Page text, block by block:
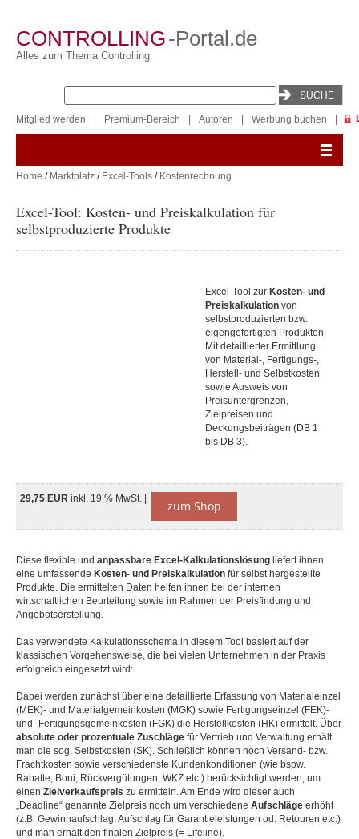
CONTROLLING-Portal.de
Alles zum Thema Controlling
Mitglied werden Premium-Bereich Autoren Werbung buchen
Home / Marktplatz / Excel-Tools / Kostenrechnung
Excel-Tool: Kosten- und Preiskalkulation für
selbstproduzierte Produkte
Excel-Tool zur Kosten- und
Preiskalkulation von
selbstproduzierten bzw.
eigengefertigten Produkten.
Mit detaillierter Ermittlung
von Material-, Fertigungs-,
Herstell- und Selbstkosten
sowie Ausweis von
Preisuntergrenzen,
Zielpreisen und
Deckungsbeiträgen (DB 1
bis DB 3).
29,75 EUR inkl. 19 % MwSt. | zum Shop
Diese flexible und anpassbare Excel-Kalkulationslösung liefert ihnen
eine umfassende Kosten- und Preiskalkulation für selbst hergestellte
Produkte. Die ermittelten Daten helfen ihnen bei der internen
wirtschaftlichen Beurteilung sowie im Rahmen der Preisfindung und
Angebotserstellung.
Das verwendete Kalkulationsschema in diesem Tool basiert auf der
klassischen Vorgehensweise, die bei vielen Unternehmen in der Praxis
erfolgreich eingesetzt wird:
Dabei werden zunächst über eine detaillierte Erfassung von Materialeinzel
(MEK)- und Materialgemeinkosten (MGK) sowie Fertigungseinzel (FEK)-
und -Fertigungsgemeinkosten (FGK) die Herstellkosten (HK) ermittelt. Über
absolute oder prozentuale Zuschläge für Vertrieb und Verwaltung erhält
man die sog. Selbstkosten (SK). Schließlich können noch Versand- bzw.
Frachtkosten sowie verschiedenste Kundenkonditionen (wie bspw.
Rabatte, Boni, Rückvergütungen, WKZ etc.) berücksichtigt werden, um
einen Zielverkaufspreis zu ermitteln. Am Ende wird dieser auch
„Deadline“ genannte Zielpreis noch um verschiedene Aufschläge erhöht
(z.B. Gewinnaufschlag, Aufschlag für Garantieleistungen od. Retouren etc.)
und man erhält den finalen Zielpreis (= Lifeline).